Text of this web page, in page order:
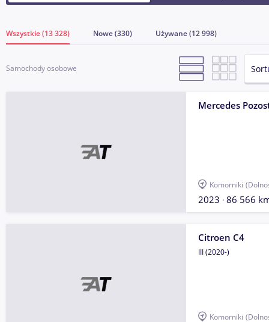
Wszystkie (13 328) Nowe (330) Używane (12 998)
Samochody osobowe
Mercedes
Komorniki
2023 86 566
Citroen C4
III (2020-)
Komorniki